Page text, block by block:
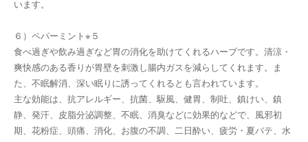
います。
６）ペパーミント※５
食べ過ぎや飲み過ぎなど胃の消化を助けてくれるハーブです。清涼・
爽快感のある香りが胃壁を刺激し腸内ガスを減らしてくれます。ま
た、不眠解消、深い眠りに誘ってくれるとも言われています。
主な効能は、抗アレルギー、抗菌、駆風、健胃、制吐、鎮けい、鎮
静、発汗、皮脂分泌調整、不眠、消臭などに効果的などで、風邪初
期、花粉症、頭痛、消化、お腹の不調、二日酔い、疲労・夏バテ、水